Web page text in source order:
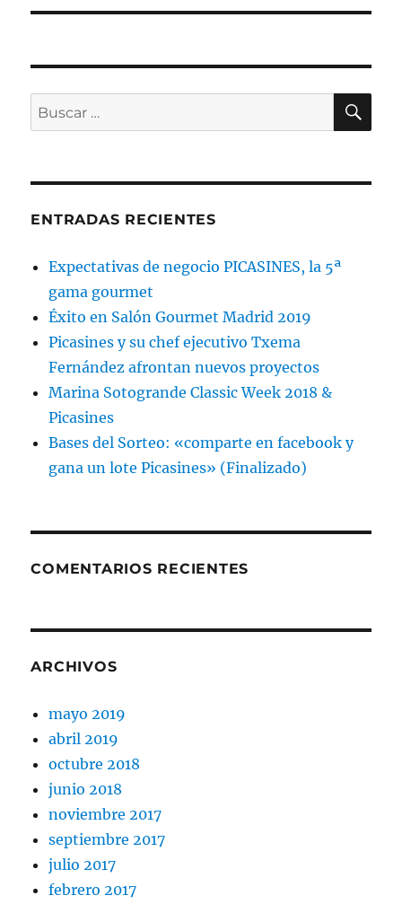
Buscar
por:
ENTRADAS RECIENTES
Expectativas de negocio PICASINES, la 5ª
gama gourmet
Éxito en Salón Gourmet Madrid 2019
Picasines y su chef ejecutivo Txema
Fernández afrontan nuevos proyectos
Marina Sotogrande Classic Week 2018 &
Picasines
Bases del Sorteo: «comparte en facebook y
gana un lote Picasines» (Finalizado)
COMENTARIOS RECIENTES
ARCHIVOS
mayo 2019
abril 2019
octubre 2018
junio 2018
noviembre 2017
septiembre 2017
julio 2017
febrero 2017